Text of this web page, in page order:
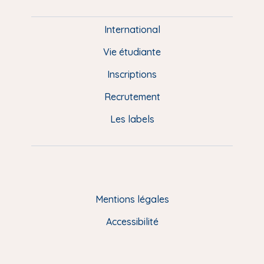
i
g
International
Vie étudiante
Inscriptions
Recrutement
Les labels
Mentions légales
Accessibilité